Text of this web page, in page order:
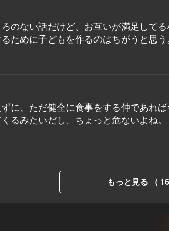
のない話だけど、お互いが満足してる
ために子どもを作るのはちがうと思
に、ただ健全に食事をする仲であれ
るみたいだし、ちょっと危ないよね。
もっと見る （ 16